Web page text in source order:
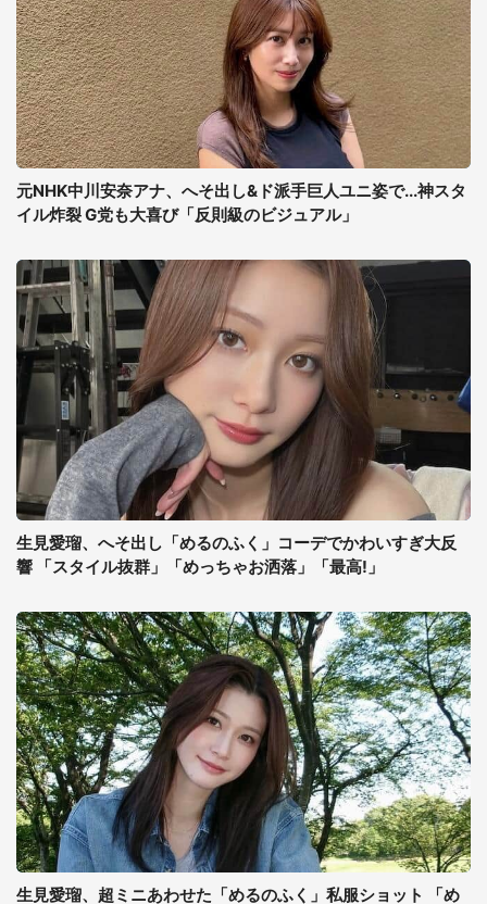
元NHK中川安奈アナ、へそ出し&ド派手巨人ユニ姿で...神スタ
イル炸裂 G党も大喜び「反則級のビジュアル」
生見愛瑠、へそ出し「めるのふく」コーデでかわいすぎ大反
響 「スタイル抜群」「めっちゃお洒落」「最高!」
生見愛瑠、超ミニあわせた「めるのふく」私服ショット 「め